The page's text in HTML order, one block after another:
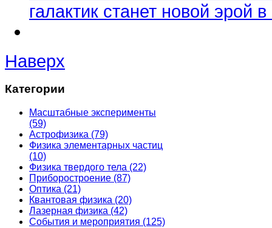
галактик станет новой эрой
Наверх
Категории
Масштабные эксперименты
(59)
Астрофизика (79)
Физика элементарных частиц
(10)
Физика твердого тела (22)
Приборостроение (87)
Оптика (21)
Квантовая физика (20)
Лазерная физика (42)
События и мероприятия (125)